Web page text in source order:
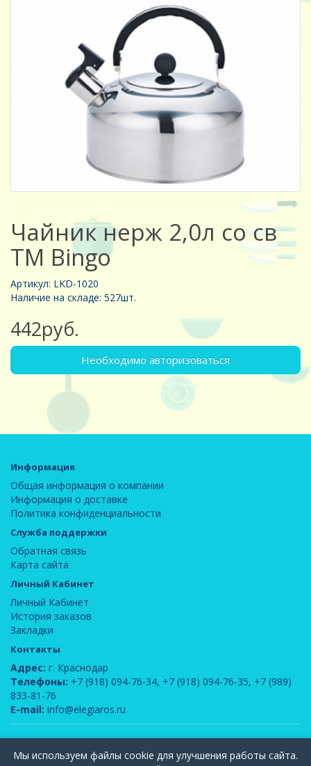
Чайник нерж 2,0л со св
TM Bingo
Артикул: LKD-1020
Наличие на складе: 527шт.
442руб.
Необходимо авторизоваться
Информация
Общая информация о компании
Информация о доставке
Политика конфиденциальности
Служба поддержки
Обратная связь
Карта сайта
Личный Кабинет
Личный Кабинет
История заказов
Закладки
Контакты
Адрес: г. Краснодар
Телефоны: +7 (918) 094-76-34, +7 (918) 094-76-35, +7 (989)
833-81-76
E-mail: info@elegiaros.ru
Вся информация, содержащаяся на данном сайте, является интеллектуальной
Мы используем файлы cookie для улучшения работы сайта.